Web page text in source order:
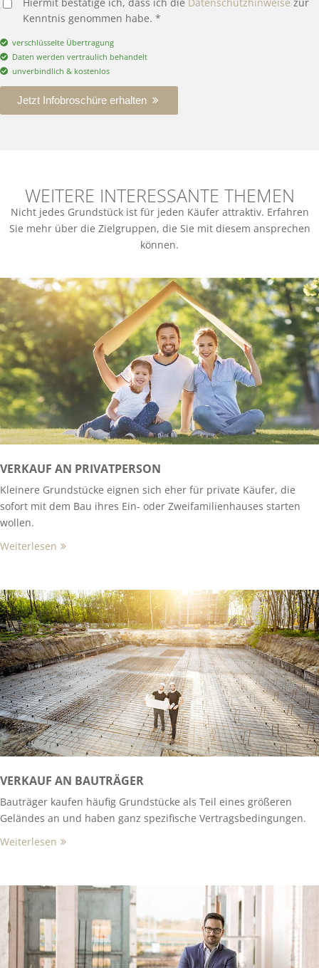
Kenntnis genommen habe. *
verschlüsselte Übertragung
Daten werden vertraulich behandelt
unverbindlich & kostenlos
Jetzt Infobroschüre erhalten
WEITERE INTERESSANTE THEMEN
Nicht jedes Grundstück ist für jeden Käufer attraktiv. Erfahren
Sie mehr über die Zielgruppen, die Sie mit diesem ansprechen
können.
VERKAUF AN PRIVATPERSON
Kleinere Grundstücke eignen sich eher für private Käufer, die
sofort mit dem Bau ihres Ein- oder Zweifamilienhauses starten
wollen.
Weiterlesen
VERKAUF AN BAUTRÄGER
Bauträger kaufen häufig Grundstücke als Teil eines größeren
Geländes an und haben ganz spezifische Vertragsbedingungen.
Weiterlesen